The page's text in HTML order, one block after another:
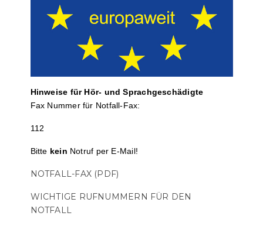
Hinweise für Hör- und Sprach­ge­schä­digte
Fax Nummer für Notfall-Fax:
112
Bitte kein Notruf per E-Mail!
NOTFALL-FAX (PDF)
WICHTIGE RUFNUMMERN FÜR DEN
NOTFALL